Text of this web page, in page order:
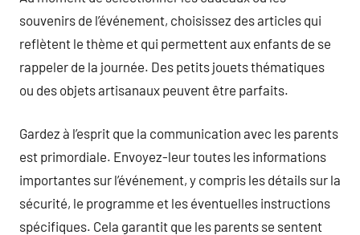
souvenirs de l’événement, choisissez des articles qui
reflètent le thème et qui permettent aux enfants de se
rappeler de la journée. Des petits jouets thématiques
ou des objets artisanaux peuvent être parfaits.
Gardez à l’esprit que la communication avec les parents
est primordiale. Envoyez-leur toutes les informations
importantes sur l’événement, y compris les détails sur la
sécurité, le programme et les éventuelles instructions
spécifiques. Cela garantit que les parents se sentent